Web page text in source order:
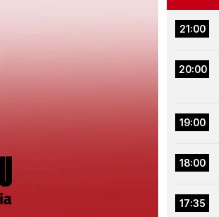
21:00
20:00
19:00
18:00
17:35